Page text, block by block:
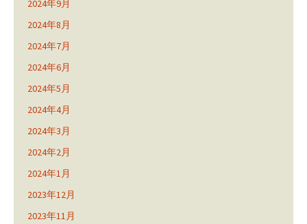
2024年9月
2024年8月
2024年7月
2024年6月
2024年5月
2024年4月
2024年3月
2024年2月
2024年1月
2023年12月
2023年11月